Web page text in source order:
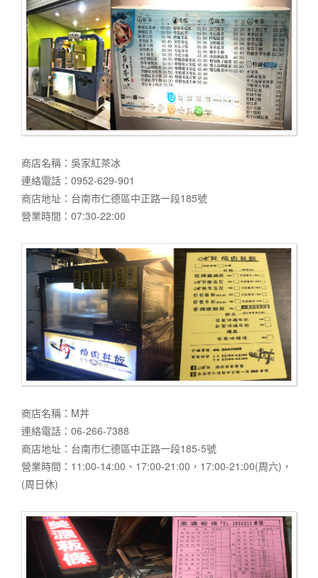
商店名稱：吳家紅茶冰
連絡電話：0952-629-901
商店地址：台南市仁德區中正路一段185號
營業時間：07:30-22:00
商店名稱：M丼
連絡電話：06-266-7388
商店地址：台南市仁德區中正路一段185-5號
營業時間：11:00-14:00、17:00-21:00，17:00-21:00(周六)，
(周日休)